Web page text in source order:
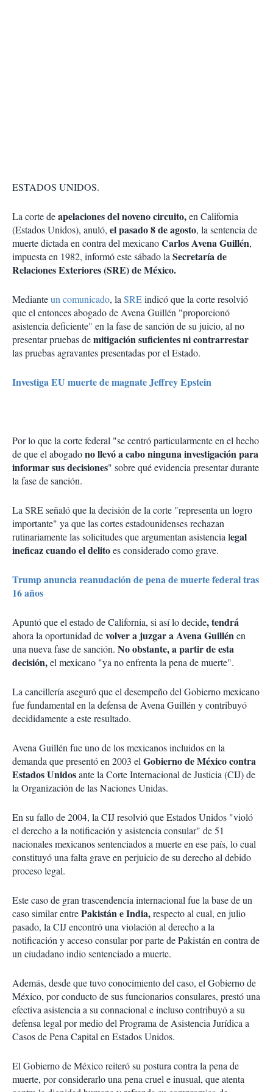
ESTADOS UNIDOS.
La corte deapelaciones del noveno circuito,en California
(Estados Unidos), anuló, el pasado 8 de agosto, la sentencia de
muerte dictada en contra del mexicanoCarlos Avena Guillén,
impuesta en 1982, informó este sábado laSecretaría de
Relaciones Exteriores (SRE) de México.
Medianteun comunicado, laSREindicó que la corte resolvió
que el entonces abogado de Avena Guillén "proporcionó
asistencia deficiente" en la fase de sanción de su juicio, al no
presentar pruebas demitigación suficientes ni contrarrestar
las pruebas agravantes presentadas por el Estado.
Investiga EU muerte de magnate Jeffrey Epstein
Por lo que la corte federal "se centró particularmente en el hecho
de que el abogadono llevó a cabo ninguna investigación para
informar sus decisiones" sobre qué evidencia presentar durante
la fase de sanción.
La SRE señaló que la decisión de la corte "representa un logro
importante" ya que las cortes estadounidenses rechazan
rutinariamente las solicitudes que argumentan asistencia legal
ineficaz cuando el delitoes considerado como grave.
Trump anuncia reanudación de pena de muerte federal tras
16 años
Apuntó que el estado de California, si así lo decide, tendrá
ahora la oportunidad devolver a juzgar a Avena Guillénen
una nueva fase de sanción. No obstante, a partir de esta
decisión,el mexicano "ya no enfrenta la pena de muerte".
La cancillería aseguró que el desempeño del Gobierno mexicano
fue fundamental en la defensa de Avena Guillén y contribuyó
decididamente a este resultado.
Avena Guillén fue uno de los mexicanos incluidos en la
demanda que presentó en 2003 elGobierno de México contra
Estados Unidosante la Corte Internacional de Justicia (CIJ) de
la Organización de las Naciones Unidas.
En su fallo de 2004, la CIJ resolvió que Estados Unidos "violó
el derecho a la notificación y asistencia consular" de 51
nacionales mexicanos sentenciados a muerte en ese país, lo cual
constituyó una falta grave en perjuicio de su derecho al debido
proceso legal.
Este caso de gran trascendencia internacional fue la base de un
caso similar entrePakistán e India,respecto al cual, en julio
pasado, la CIJ encontró una violación al derecho a la
notificación y acceso consular por parte de Pakistán en contra de
un ciudadano indio sentenciado a muerte.
Además, desde que tuvo conocimiento del caso, el Gobierno de
México, por conducto de sus funcionarios consulares, prestó una
efectiva asistencia a su connacional e incluso contribuyó a su
defensa legal por medio del Programa de Asistencia Jurídica a
Casos de Pena Capital en Estados Unidos.
El Gobierno de México reiteró su postura contra la pena de
muerte, por considerarlo una pena cruel e inusual, que atenta